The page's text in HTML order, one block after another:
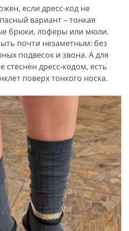
если дресс-код не
вариант – тонкая
брюки, лоферы или мюли.
почти незаметным: без
подвесок и звона. А для
стеснён дресс-кодом, есть
поверх тонкого носка.